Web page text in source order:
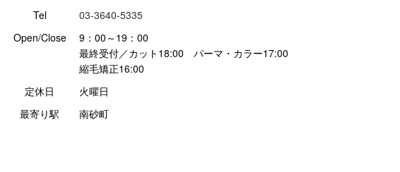
Tel
03-3640-5335
Open/Close
9：00～19：00
最終受付／カット18:00 パーマ・カラー17:00
縮毛矯正16:00
定休日
火曜日
最寄り駅
南砂町